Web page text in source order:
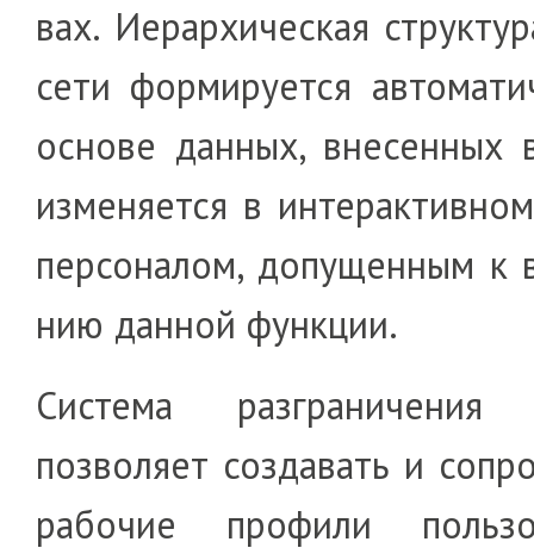
вах. Ие­рар­хичес­кая
се­ти фор­ми­ру­е­тся
ос­но­ве данных, вне­сен­ных
изменяется в
пер­со­налом, до­пу­щенным к
нию дан­ной функ­ции.
Система разграничения
позво­ля­ет соз­да­вать и
рабочие профили